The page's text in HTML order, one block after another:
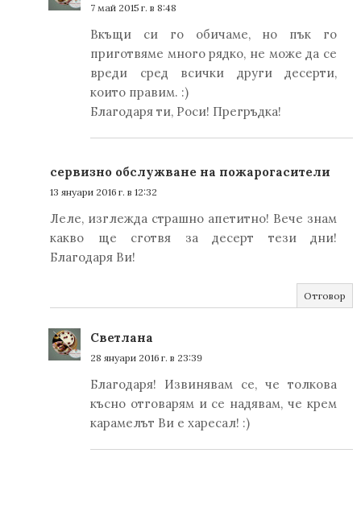
7 май 2015 г. в 8:48
Вкъщи си го обичаме, но пък го
приготвяме много рядко, не може да се
вреди сред всички други десерти,
които правим. :)
Благодаря ти, Роси! Прегръдка!
сервизно обслужване на пожарогасители
13 януари 2016 г. в 12:32
Леле, изглежда страшно апетитно! Вече знам
какво ще сготвя за десерт тези дни!
Благодаря Ви!
Отговор
Светлана
28 януари 2016 г. в 23:39
Благодаря! Извинявам се, че толкова
късно отговарям и се надявам, че крем
карамелът Ви е харесал! :)